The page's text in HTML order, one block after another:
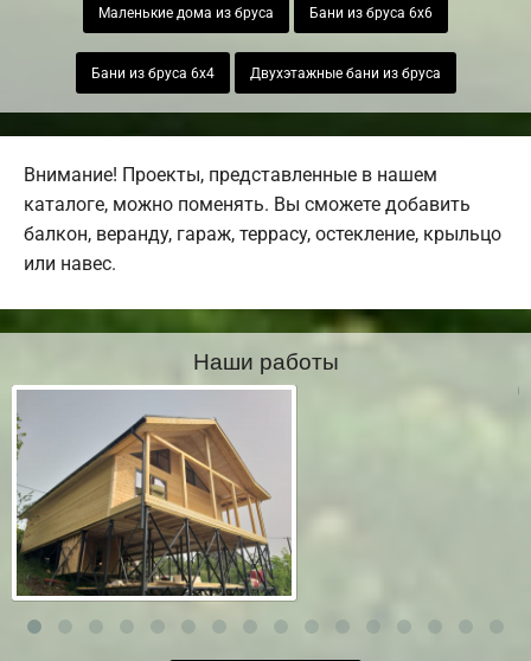
Маленькие дома из бруса Бани из бруса 6х6
Бани из бруса 6х4 Двухэтажные бани из бруса
Внимание! Проекты, представленные в нашем
каталоге, можно поменять. Вы сможете добавить
балкон, веранду, гараж, террасу, остекление, крыльцо
или навес.
Наши работы